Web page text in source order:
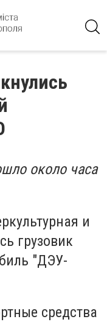
около часа
и
грузовик
"ДЭУ-
средства